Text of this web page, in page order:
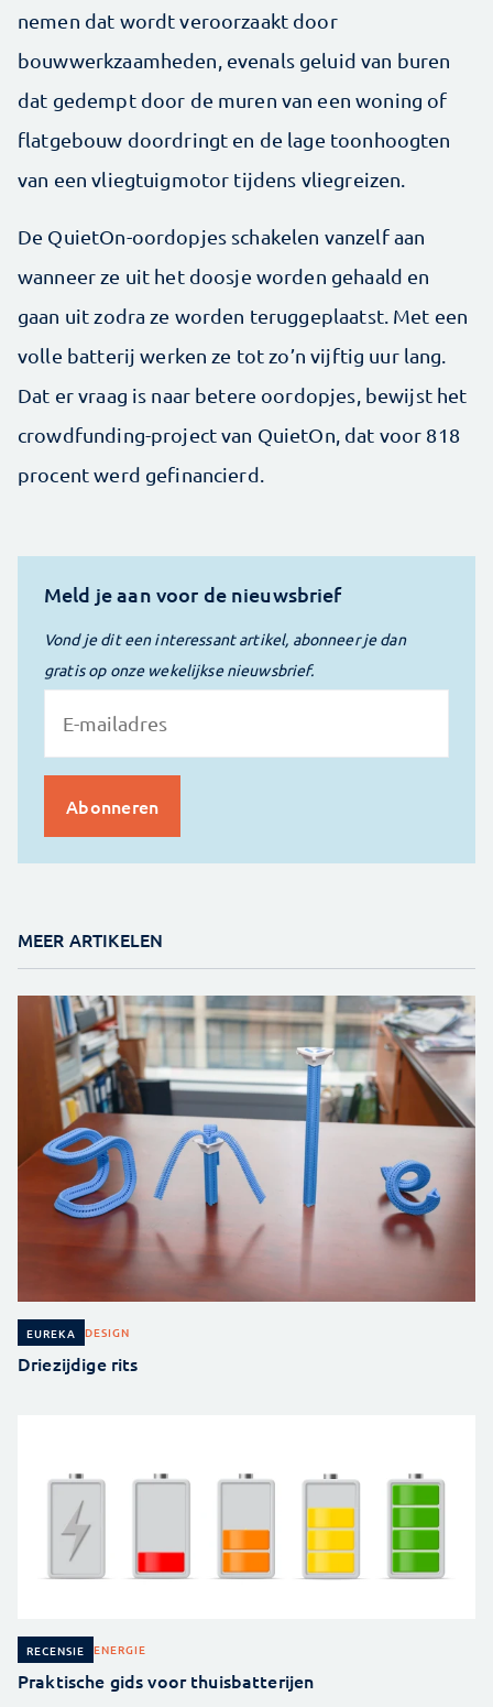
nemen dat wordt veroorzaakt door
bouwwerkzaamheden, evenals geluid van buren
dat ­gedempt door de muren van een ­woning of
flatgebouw doordringt en de lage toonhoogten
van een vliegtuigmotor tijdens vliegreizen.
De QuietOn-oordopjes schakelen vanzelf aan
wanneer ze uit het doosje worden gehaald en
gaan uit zodra ze worden teruggeplaatst. Met een
volle batterij werken ze tot zo’n vijftig uur lang.
Dat er vraag is naar ­betere oordopjes, bewijst het
crowdfunding-project van QuietOn, dat voor 818
procent werd gefinancierd.
Meld je aan voor de nieuwsbrief
Vond je dit een interessant artikel, abonneer je dan
gratis op onze wekelijkse nieuwsbrief.
MEER ARTIKELEN
EUREKA DESIGN
Driezijdige rits
RECENSIE ENERGIE
Praktische gids voor thuisbatterijen